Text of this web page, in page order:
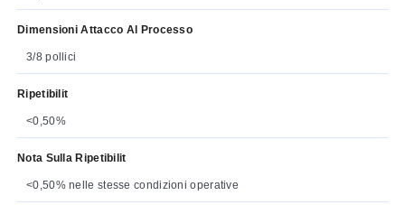
Dimensioni Attacco Al Processo
3/8 pollici
Ripetibilit
<0,50%
Nota Sulla Ripetibilit
<0,50% nelle stesse condizioni operative